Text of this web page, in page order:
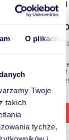
O plikach
Twoje
takich
tychże,
dojazd
4
lokal
70,4